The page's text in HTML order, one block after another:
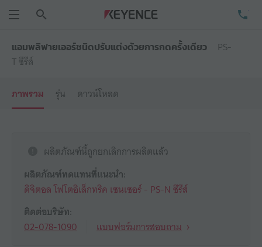
แอมพลิฟายเออร์ชนิดปรับแต่งด้วยการกดครั้งเดียว
PS-
T ซีรีส์
ภาพรวม
รุ่น ดาวน์โหลด
ผลิตภัณฑ์นี้ถูกยกเลิกการผลิตแล้ว
ผลิตภัณฑ์ทดแทนที่แนะนำ:
ดิจิตอล โฟโตอิเล็กทริค เซนเซอร์ - PS-N ซีรีส์
ติดต่อบริษัท:
02-078-1090
แบบฟอร์มการสอบถาม